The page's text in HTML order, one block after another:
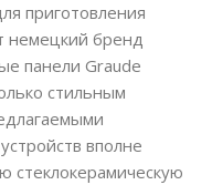
приготовления
немецкий бренд
панели Graude
стильным
вполне
стеклокерамическую